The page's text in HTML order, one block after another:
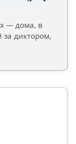
— дома, в
за диктором,